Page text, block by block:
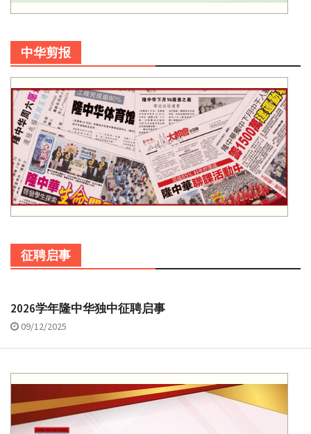
中华剪报
征聘启事
2026学年隆中华独中征聘启事
09/12/2025